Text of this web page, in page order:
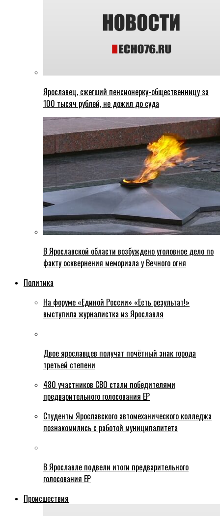
Ярославец, сжегший пенсионерку-общественницу за
100 тысяч рублей, не дожил до суда
В Ярославской области возбуждено уголовное дело по
факту осквернения мемориала у Вечного огня
Политика
На форуме «Единой России» «Есть результат!»
выступила журналистка из Ярославля
Двое ярославцев получат почётный знак города
третьей степени
480 участников СВО стали победителями
предварительного голосования ЕР
Студенты Ярославского автомеханического колледжа
познакомились с работой муниципалитета
В Ярославле подвели итоги предварительного
голосования ЕР
Происшествия